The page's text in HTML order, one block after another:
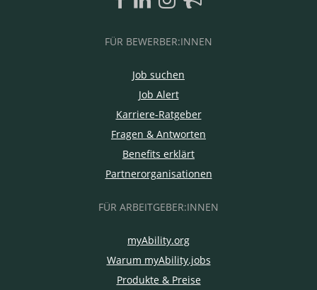
FÜR BEWERBER:INNEN
Job suchen
Job Alert
Karriere-Ratgeber
Fragen & Antworten
Benefits erklärt
Partnerorganisationen
FÜR ARBEITGEBER:INNEN
myAbility.org
Warum myAbility.jobs
Produkte & Preise